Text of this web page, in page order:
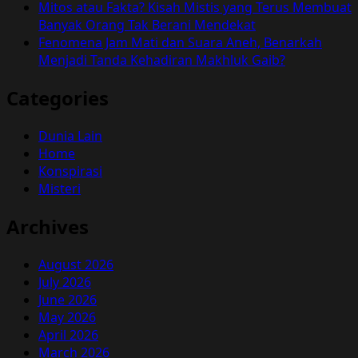
Mitos atau Fakta? Kisah Mistis yang Terus Membuat
Banyak Orang Tak Berani Mendekat
Fenomena Jam Mati dan Suara Aneh, Benarkah
Menjadi Tanda Kehadiran Makhluk Gaib?
Categories
Dunia Lain
Home
Konspirasi
Misteri
Archives
August 2026
July 2026
June 2026
May 2026
April 2026
March 2026